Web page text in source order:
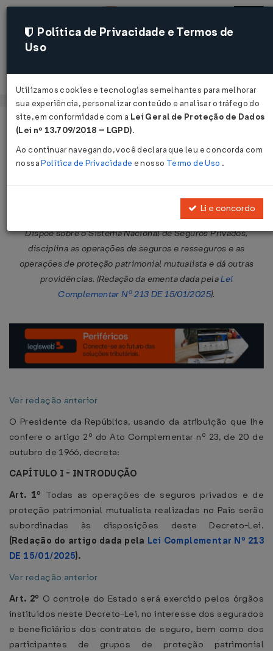
Acessar
Página Inicial Legislações
Decreto-Lei Nº 73 DE 21/11/1966
Publicado no DOU em 21 nov 1966
Dispõe sobre o Sistema Nacional de Seguros Privados,
disciplina as operações de seguros e resseguros e as
operações de proteção patrimonial mutualista e dá outras
providências. (Redação da ementa dada pelaLei
Complementar Nº 213 DE 15/01/2025).
Ver redação anterior
O Presidente da República, usando da atribuição que lhe
confere o artigo 2º do Ato Complementar nº 23, de 20 de
outubro de 1966, decreta:
CAPÍTULO I - INTRODUÇÃO
Art. 1º Todas as operações de seguros privados e de
proteção patrimonial mutualista realizadas no País serão
subordinadas às disposições deste Decreto-Lei.
(Redação do artigo dada pela Lei Complementar Nº 213
DE 15/01/2025).
Ver redação anterior
Art. 2º O controle do Estado será exercido pelos órgãos
instituídos neste Decreto-Lei, no interesse dos segurados
e beneficiários dos contratos de seguro, bem como dos
participantes de grupos de proteção patrimonial
Política de Privacidade e Termos de
Uso
Utilizamos cookies e tecnologias semelhantes para melhorar
sua experiência, personalizar conteúdo e analisar o tráfego do
site, em conformidade com a Lei Geral de Proteção de Dados
(Lei nº 13.709/2018 – LGPD).
Ao continuar navegando, você declara que leu e concorda com
nossaPolítica de Privacidade e nosso Termo de Uso .
Li e concordo